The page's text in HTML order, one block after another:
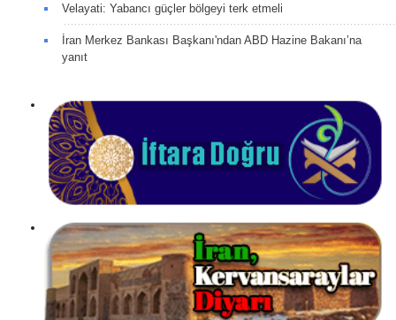
Velayati: Yabancı güçler bölgeyi terk etmeli
İran Merkez Bankası Başkanı'ndan ABD Hazine Bakanı’na
yanıt